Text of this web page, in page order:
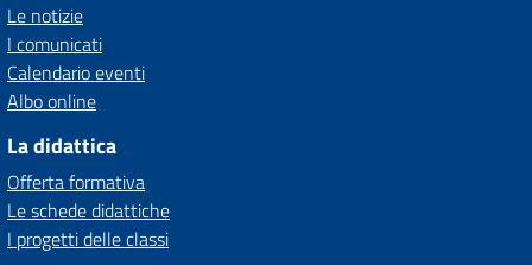
Le notizie
I comunicati
Calendario eventi
Albo online
La didattica
Offerta formativa
Le schede didattiche
I progetti delle classi